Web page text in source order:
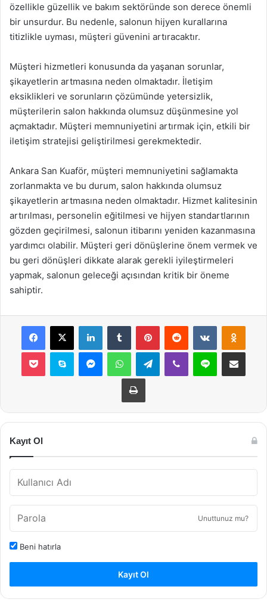
özellikle güzellik ve bakım sektöründe son derece önemli
bir unsurdur. Bu nedenle, salonun hijyen kurallarına
titizlikle uyması, müşteri güvenini artıracaktır.
Müşteri hizmetleri konusunda da yaşanan sorunlar,
şikayetlerin artmasına neden olmaktadır. İletişim
eksiklikleri ve sorunların çözümünde yetersizlik,
müşterilerin salon hakkında olumsuz düşünmesine yol
açmaktadır. Müşteri memnuniyetini artırmak için, etkili bir
iletişim stratejisi geliştirilmesi gerekmektedir.
Ankara San Kuaför, müşteri memnuniyetini sağlamakta
zorlanmakta ve bu durum, salon hakkında olumsuz
şikayetlerin artmasına neden olmaktadır. Hizmet kalitesinin
artırılması, personelin eğitilmesi ve hijyen standartlarının
gözden geçirilmesi, salonun itibarını yeniden kazanmasına
yardımcı olabilir. Müşteri geri dönüşlerine önem vermek ve
bu geri dönüşleri dikkate alarak gerekli iyileştirmeleri
yapmak, salonun geleceği açısından kritik bir öneme
sahiptir.
Facebook
X LinkedInTumblr PinterestReddit VKontakte
Pocket Skype MessengerWhatsAppTelegramViber Line E-Posta ile
Yazdır
Kayıt Ol
Unuttunuz mu?
Beni hatırla
Kayıt Ol